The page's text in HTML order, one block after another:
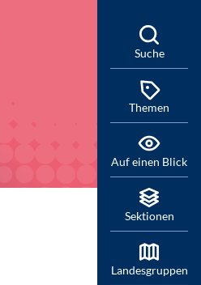
Suche
Themen
Auf einen Blick
Sektionen
Landesgruppen